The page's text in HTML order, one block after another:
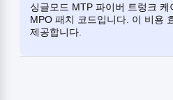
싱글모드 MTP 파이버 트렁크
MPO 패치 코드입니다. 이 비용
제공합니다.